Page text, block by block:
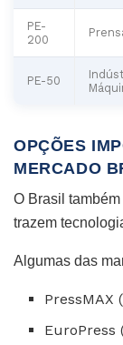
PE-
200
PE-50
OPÇÕES
MERCADO
O Brasil
trazem
Algumas das
PressMAX
EuroPress